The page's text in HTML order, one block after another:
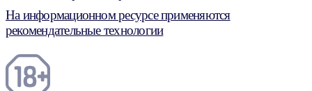
На информационном ресурсе применяются
рекомендательные технологии